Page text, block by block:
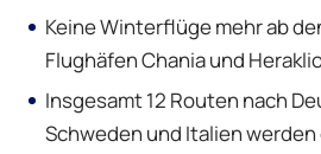
Keine Winterflüge mehr ab
Flughäfen Chania und
Insgesamt 12 Routen nach
Schweden und Italien